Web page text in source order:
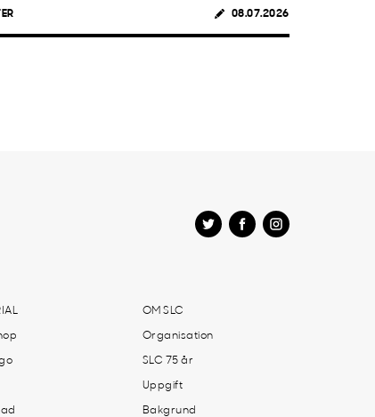
08.07.2026
OM SLC
Organisation
SLC 75 år
Uppgift
Bakgrund